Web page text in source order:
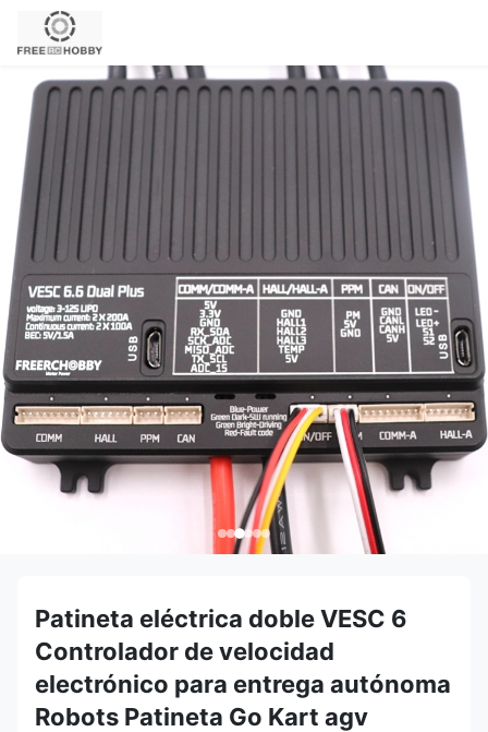
Patineta eléctrica doble VESC 6
Controlador de velocidad
electrónico para entrega autónoma
Robots Patineta Go Kart agv